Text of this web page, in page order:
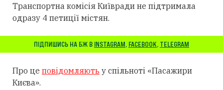
Транспортна комісія Київради не підтримала
одразу 4 петиції містян.
ПІДПИШИСЬ НА БЖ В INSTAGRAM, FACEBOOK, TELEGRAM
Про це повідомляють у спільноті «Пасажири
Києва».